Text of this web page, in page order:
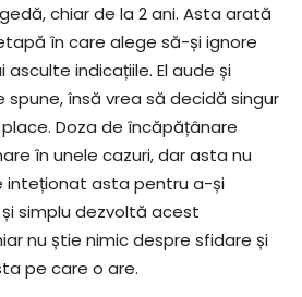
chiar de la 2 ani. Asta arată
în care alege să-și ignore
asculte indicațiile. El aude și
însă vrea să decidă singur
Doza de încăpățânare
în unele cazuri, dar asta nu
inteționat asta pentru a-și
și simplu dezvoltă acest
nu știe nimic despre sfidare și
pe care o are.